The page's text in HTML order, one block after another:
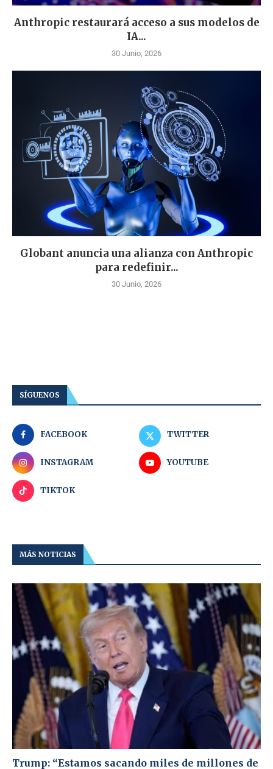
Anthropic restaurará acceso a sus modelos de
IA...
30 Junio, 2026
Globant anuncia una alianza con Anthropic
para redefinir...
30 Junio, 2026
SÍGUENOS
FACEBOOK TWITTER
INSTAGRAM YOUTUBE
TIKTOK
MÁS NOTICIAS
Trump: “Estamos sacando miles de millones de